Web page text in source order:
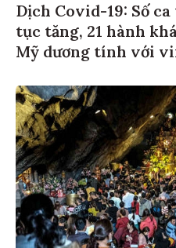
Dịch Covid-19: Số
tục tăng, 21 hành
Mỹ dương tính với